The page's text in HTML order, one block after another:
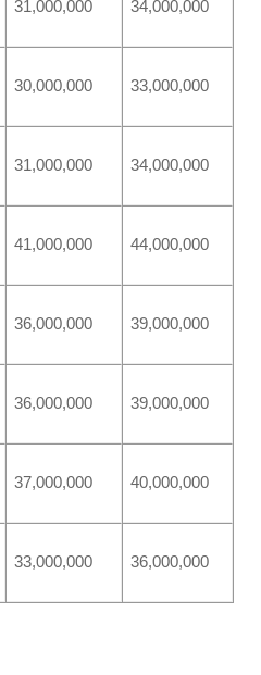
31,000,000 34,000,000
30,000,000 33,000,000
31,000,000 34,000,000
41,000,000 44,000,000
36,000,000 39,000,000
36,000,000 39,000,000
37,000,000 40,000,000
33,000,000 36,000,000